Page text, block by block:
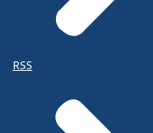
RSS